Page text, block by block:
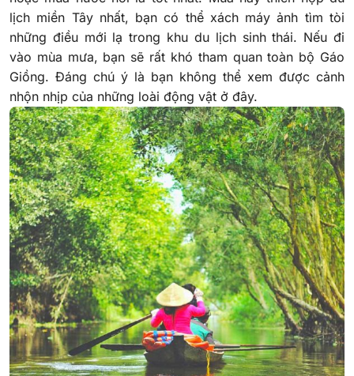
lịch miền Tây nhất, bạn có thể xách máy ảnh tìm tòi
những điều mới lạ trong khu du lịch sinh thái. Nếu đi
vào mùa mưa, bạn sẽ rất khó tham quan toàn bộ Gáo
Giồng. Đáng chú ý là bạn không thể xem được cảnh
nhộn nhịp của những loài động vật ở đây.